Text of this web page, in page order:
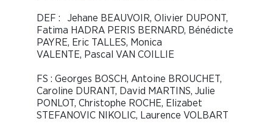
DEF : Jehane BEAUVOIR, Olivier DUPONT,
Fatima HADRA PERIS BERNARD, Bénédicte
PAYRE, Eric TALLES, Monica
VALENTE, Pascal VAN COILLIE
FS : Georges BOSCH, Antoine BROUCHET,
Caroline DURANT, David MARTINS, Julie
PONLOT, Christophe ROCHE, Elizabet
STEFANOVIC NIKOLIC, Laurence VOLBART